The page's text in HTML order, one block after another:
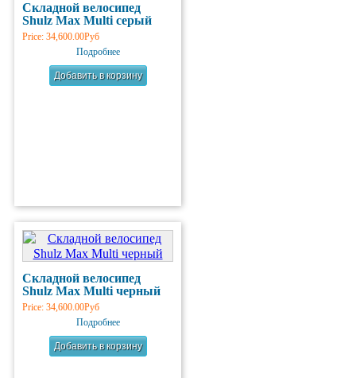
Складной велосипед
Shulz Max Multi серый
Price: 34,600.00Руб
Подробнее
Складной велосипед
Shulz Max Multi черный
Price: 34,600.00Руб
Подробнее